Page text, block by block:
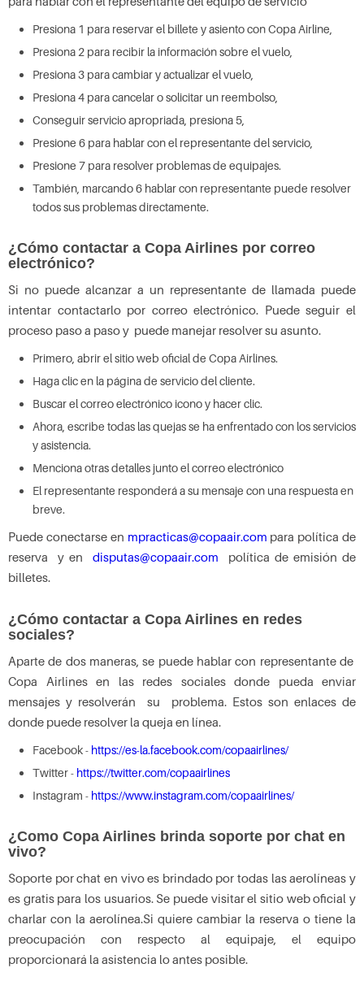
Presiona 1 para reservar el billete y asiento con Copa Airline,
Presiona 2 para recibir la información sobre el vuelo,
Presiona 3 para cambiar y actualizar el vuelo,
Presiona 4 para cancelar o solicitar un reembolso,
Conseguir servicio apropriada, presiona 5,
Presione 6 para hablar con el representante del servicio,
Presione 7 para resolver problemas de equipajes.
También, marcando 6 hablar con representante puede resolver
todos sus problemas directamente.
¿Cómo contactar a Copa Airlines por correo
electrónico?
Si no puede alcanzar a un representante de llamada puede
intentar contactarlo por correo electrónico. Puede seguir el
proceso paso a paso y puede manejar resolver su asunto.
Primero, abrir el sitio web oficial de Copa Airlines.
Haga clic en la página de servicio del cliente.
Buscar el correo electrónico icono y hacer clic.
Ahora, escribe todas las quejas se ha enfrentado con los servicios
y asistencia.
Menciona otras detalles junto el correo electrónico
El representante responderá a su mensaje con una respuesta en
breve.
Puede conectarse en mpracticas@copaair.com para política de
reserva y en disputas@copaair.com política de emisión de
billetes.
¿Cómo contactar a Copa Airlines en redes
sociales?
Aparte de dos maneras, se puede hablar con representante de
Copa Airlines en las redes sociales donde pueda enviar
mensajes y resolverán su problema. Estos son enlaces de
donde puede resolver la queja en línea.
Facebook - https://es-la.facebook.com/copaairlines/
Twitter - https://twitter.com/copaairlines
Instagram - https://www.instagram.com/copaairlines/
¿Como Copa Airlines brinda soporte por chat en
vivo?
Soporte por chat en vivo es brindado por todas las aerolíneas y
es gratis para los usuarios. Se puede visitar el sitio web oficial y
charlar con la aerolínea.Si quiere cambiar la reserva o tiene la
preocupación con respecto al equipaje, el equipo
proporcionará la asistencia lo antes posible.